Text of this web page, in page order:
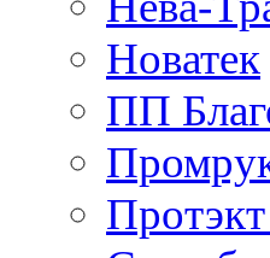
Новатек
ПП